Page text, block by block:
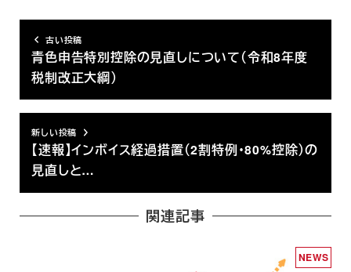
古い投稿
青色申告特別控除の見直しについて（令和8年度
税制改正大綱）
新しい投稿
【速報】インボイス経過措置（2割特例・80%控除）の
見直しと…
関連記事
NEWS